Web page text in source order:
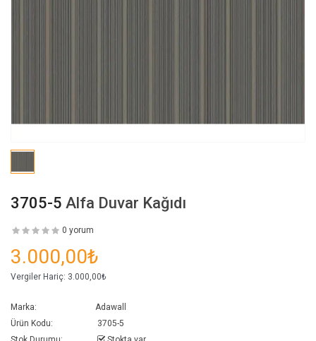
3705-5 Alfa Duvar Kağıdı
0 yorum
3.000,00₺
Vergiler Hariç: 3.000,00₺
Marka:
Adawall
Ürün Kodu:
3705-5